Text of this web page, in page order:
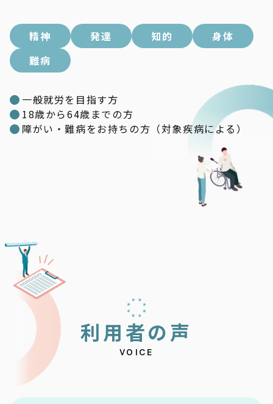
精神 発達 知的
身体
難病
一般就労を目指す方
18歳から64歳までの方
障がい・難病をお持ちの方（対象疾病による）
利用者の声
VOICE